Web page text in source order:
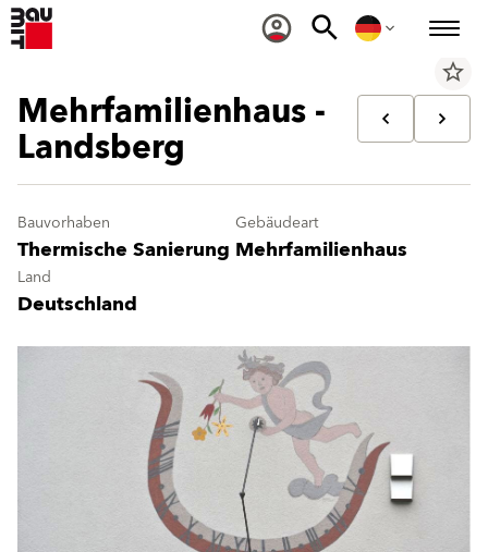
star_border
Mehrfamilienhaus -
Landsberg
Bauvorhaben
Thermische Sanierung
Gebäudeart
Mehrfamilienhaus
Land
Deutschland